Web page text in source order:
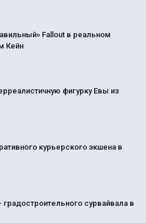
Fallout в реальном
Кейн
фигурку Евы из
курьерского экшена в
сурвайвала в